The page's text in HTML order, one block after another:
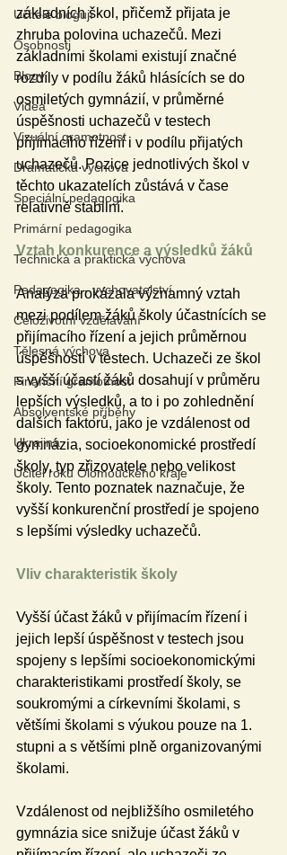
Učitelé blogují
Osobnosti
Blogy
Videa
Vizuální gramotnost
Dramatická výchova
Speciální pedagogika
Primární pedagogika
Technická a praktická výchova
Pedagogika - vychovatelství
Celoživotní vzdělávání
Tělesná výchova
Finanční gramotnost
Absolventské příběhy
Ukrajina
Učitel roku Olomouckého kraje
základních škol, přičemž přijata je
zhruba polovina uchazečů. Mezi
základními školami existují značné
rozdíly v podílu žáků hlásících se do
osmiletých gymnázií, v průměrné
úspěšnosti uchazečů v testech
přijímacího řízení i v podílu přijatých
uchazečů. Pozice jednotlivých škol v
těchto ukazatelích zůstává v čase
relativně stabilní.
Vztah konkurence a výsledků žáků
Analýza prokázala významný vztah
mezi podílem žáků školy účastnících se
přijímacího řízení a jejich průměrnou
úspěšností v testech. Uchazeči ze škol
s vyšší účastí žáků dosahují v průměru
lepších výsledků, a to i po zohlednění
dalších faktorů, jako je vzdálenost od
gymnázia, socioekonomické prostředí
školy, typ zřizovatele nebo velikost
školy. Tento poznatek naznačuje, že
vyšší konkurenční prostředí je spojeno
s lepšími výsledky uchazečů.
Vliv charakteristik školy
Vyšší účast žáků v přijímacím řízení i
jejich lepší úspěšnost v testech jsou
spojeny s lepšími socioekonomickými
charakteristikami prostředí školy, se
soukromými a církevními školami, s
většími školami s výukou pouze na 1.
stupni a s většími plně organizovanými
školami.
Vzdálenost od nejbližšího osmiletého
gymnázia sice snižuje účast žáků v